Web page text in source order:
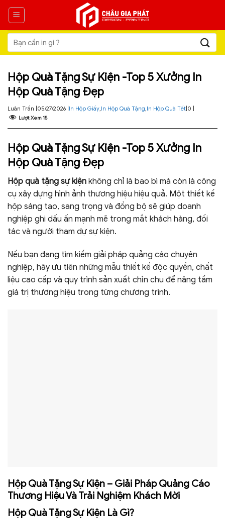
Skip
content
Tìm
kiếm:
Hộp Quà Tặng Sự Kiện -Top 5 Xưởng In
Hộp Quà Tặng Đẹp
Luân Trần | 05/27/2026 | In Hộp Giấy,In Hộp Quà Tặng,In Hộp Quà Tết 0 |
Lượt Xem15
Hộp Quà Tặng Sự Kiện -Top 5 Xưởng In
Hộp Quà Tặng Đẹp
Hộp quà tặng sự kiện không chỉ là bao bì mà còn là công
cụ xây dựng hình ảnh thương hiệu hiệu quả. Một thiết kế
hộp sáng tạo, sang trọng và đồng bộ sẽ giúp doanh
nghiệp ghi dấu ấn mạnh mẽ trong mắt khách hàng, đối
tác và người tham dự sự kiện.
Nếu bạn đang tìm kiếm giải pháp quảng cáo chuyên
nghiệp, hãy ưu tiên những mẫu thiết kế độc quyền, chất
liệu cao cấp và quy trình sản xuất chỉn chu để nâng tầm
giá trị thương hiệu trong từng chương trình.
Hộp Quà Tặng Sự Kiện – Giải Pháp Quảng Cáo
Thương Hiệu Và Trải Nghiệm Khách Mời
Hộp Quà Tặng Sự Kiện Là Gì?